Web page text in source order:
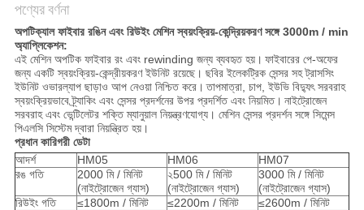
পণ্যের বর্ণনা
অপটিক্যাল ফাইবার রঙিন এবং রিউইং মেশিন স্বয়ংক্রিয়-কেন্দ্রিয়করণ সঙ্গে 3000m / min
অ্যাপ্লিকেশন:
এই মেশিন অপটিক ফাইবার রং এবং rewinding জন্য ব্যবহৃত হয়। ফাইবারের পে-অফের
জন্য একটি স্বয়ংক্রিয়-কেন্দ্রীয়করণ ইউনিট রয়েছে। ছবির ইলেকট্রিক সেন্সর সহ ট্রাসসিং
ইউনিট ওভারল্যাপ ছাড়াও আপ নেওয়া নিশ্চিত করে। তাপমাত্রা, চাপ, ইউভি বিদ্যুৎ সরবরাহ
স্বয়ংক্রিয়ভাবে ট্র্যাকিং এবং সেন্সর প্রদর্শনের উপর প্রদর্শিত এবং নিয়মিত। নাইট্রোজেন
সরবরাহ এবং ভেন্টিলেটর শক্তি ম্যানুয়াল নিয়ন্ত্রণযোগ্য। মেশিন সেন্সর প্রদর্শন সঙ্গে সিমেন্স
পিএলসি সিস্টেম দ্বারা নিয়ন্ত্রিত হয়।
প্রধান কারিগরী ডেটা
আদর্শ
HM05 HM06
HM07
রঙ গতি
2000 মি / মিনিট
(নাইট্রোজেন গ্যাস)
২500 মি / মিনিট
(নাইট্রোজেন গ্যাস)
3000 মি / মিনিট
(নাইট্রোজেন গ্যাস)
রিউইং গতি
≤1800m / মিনিট ≤2200m / মিনিট
≤2600m / মিনিট